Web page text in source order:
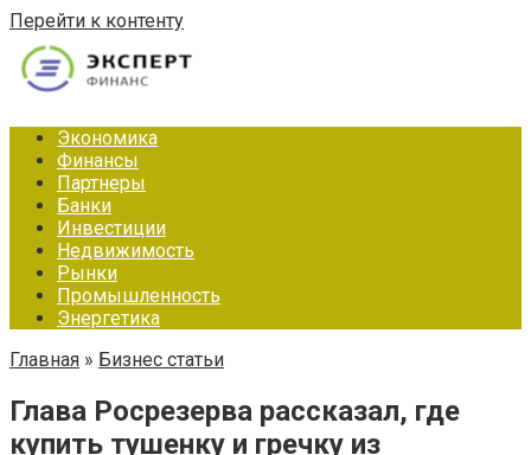
Перейти к контенту
Экономика
Финансы
Партнеры
Банки
Инвестиции
Недвижимость
Рынки
Промышленность
Энергетика
Главная » Бизнес статьи
Глава Росрезерва рассказал, где
купить тушенку и гречку из